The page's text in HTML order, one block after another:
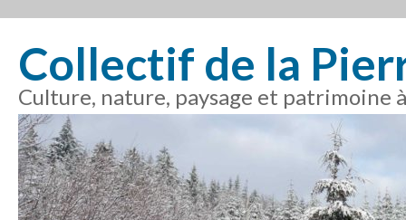
Collectif de la
Culture, nature, paysage et patrimoine